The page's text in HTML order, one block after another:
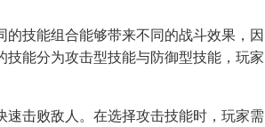
技能组合能够带来不同的战斗效果，因
能分为攻击型技能与防御型技能，玩家
击败敌人。在选择攻击技能时，玩家需